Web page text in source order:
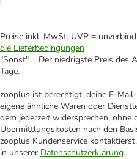
Preise inkl. MwSt. UVP =
die Lieferbedingungen
"Sonst" = Der niedrigste Preis des
Tage.
zooplus ist berechtigt, deine E-
eigene ähnliche Waren oder
dem jederzeit widersprechen, ohne
Übermittlungskosten nach den
zooplus Kundenservice
in unserer Datenschutzerklärung.